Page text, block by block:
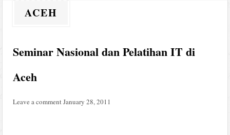
ACEH
Seminar Nasional dan Pelatihan IT di
Aceh
Leave a comment January 28, 2011